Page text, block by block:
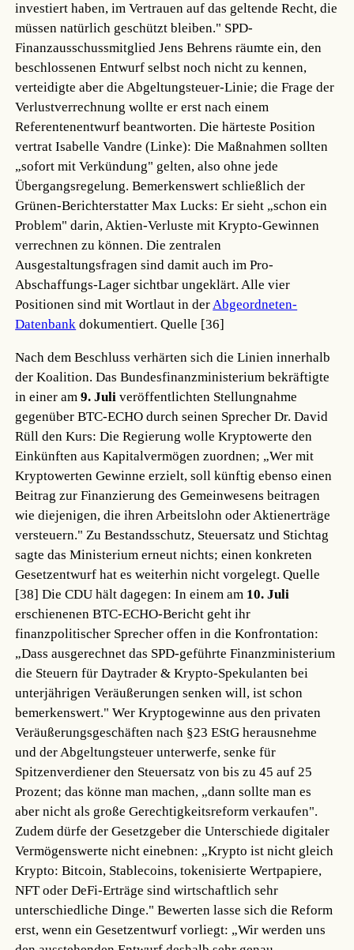
investiert haben, im Vertrauen auf das geltende Recht, die
müssen natürlich geschützt bleiben." SPD-
Finanzausschussmitglied Jens Behrens räumte ein, den
beschlossenen Entwurf selbst noch nicht zu kennen,
verteidigte aber die Abgeltungsteuer-Linie; die Frage der
Verlustverrechnung wollte er erst nach einem
Referentenentwurf beantworten. Die härteste Position
vertrat Isabelle Vandre (Linke): Die Maßnahmen sollten
„sofort mit Verkündung" gelten, also ohne jede
Übergangsregelung. Bemerkenswert schließlich der
Grünen-Berichterstatter Max Lucks: Er sieht „schon ein
Problem" darin, Aktien-Verluste mit Krypto-Gewinnen
verrechnen zu können. Die zentralen
Ausgestaltungsfragen sind damit auch im Pro-
Abschaffungs-Lager sichtbar ungeklärt. Alle vier
Positionen sind mit Wortlaut in derAbgeordneten-
Datenbank dokumentiert.Quelle [36]
Nach dem Beschluss verhärten sich die Linien innerhalb
der Koalition. Das Bundesfinanzministerium bekräftigte
in einer am9. Juli veröffentlichten Stellungnahme
gegenüber BTC-ECHO durch seinen Sprecher Dr. David
Rüll den Kurs: Die Regierung wolle Kryptowerte den
Einkünften aus Kapitalvermögen zuordnen; „Wer mit
Kryptowerten Gewinne erzielt, soll künftig ebenso einen
Beitrag zur Finanzierung des Gemeinwesens beitragen
wie diejenigen, die ihren Arbeitslohn oder Aktienerträge
versteuern." Zu Bestandsschutz, Steuersatz und Stichtag
sagte das Ministerium erneut nichts; einen konkreten
Gesetzentwurf hat es weiterhin nicht vorgelegt.Quelle
[38] Die CDU hält dagegen: In einem am 10. Juli
erschienenen BTC-ECHO-Bericht geht ihr
finanzpolitischer Sprecher offen in die Konfrontation:
„Dass ausgerechnet das SPD-geführte Finanzministerium
die Steuern für Daytrader & Krypto-Spekulanten bei
unterjährigen Veräußerungen senken will, ist schon
bemerkenswert." Wer Kryptogewinne aus den privaten
Veräußerungsgeschäften nach §23 EStG herausnehme
und der Abgeltungsteuer unterwerfe, senke für
Spitzenverdiener den Steuersatz von bis zu 45 auf 25
Prozent; das könne man machen, „dann sollte man es
aber nicht als große Gerechtigkeitsreform verkaufen".
Zudem dürfe der Gesetzgeber die Unterschiede digitaler
Vermögenswerte nicht einebnen: „Krypto ist nicht gleich
Krypto: Bitcoin, Stablecoins, tokenisierte Wertpapiere,
NFT oder DeFi-Erträge sind wirtschaftlich sehr
unterschiedliche Dinge." Bewerten lasse sich die Reform
erst, wenn ein Gesetzentwurf vorliegt: „Wir werden uns